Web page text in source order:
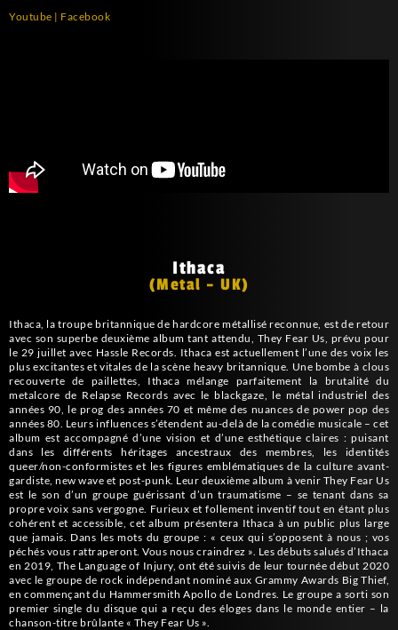
Youtube | Facebook
Ithaca
(Metal – UK)
Ithaca, la troupe britannique de hardcore métallisé reconnue, est de retour
avec son superbe deuxième album tant attendu, They Fear Us, prévu pour
le 29 juillet avec Hassle Records. Ithaca est actuellement l’une des voix les
plus excitantes et vitales de la scène heavy britannique. Une bombe à clous
recouverte de paillettes, Ithaca mélange parfaitement la brutalité du
metalcore de Relapse Records avec le blackgaze, le métal industriel des
années 90, le prog des années 70 et même des nuances de power pop des
années 80. Leurs influences s’étendent au-delà de la comédie musicale – cet
album est accompagné d’une vision et d’une esthétique claires : puisant
dans les différents héritages ancestraux des membres, les identités
queer/non-conformistes et les figures emblématiques de la culture avant-
gardiste, new wave et post-punk. Leur deuxième album à venir They Fear Us
est le son d’un groupe guérissant d’un traumatisme – se tenant dans sa
propre voix sans vergogne. Furieux et follement inventif tout en étant plus
cohérent et accessible, cet album présentera Ithaca à un public plus large
que jamais. Dans les mots du groupe : « ceux qui s’opposent à nous ; vos
péchés vous rattraperont. Vous nous craindrez ». Les débuts salués d’Ithaca
en 2019, The Language of Injury, ont été suivis de leur tournée début 2020
avec le groupe de rock indépendant nominé aux Grammy Awards Big Thief,
en commençant du Hammersmith Apollo de Londres. Le groupe a sorti son
premier single du disque qui a reçu des éloges dans le monde entier – la
chanson-titre brûlante « They Fear Us ».